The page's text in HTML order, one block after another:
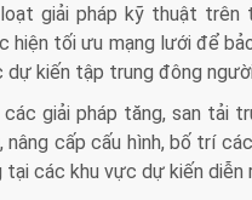
giải pháp kỹ thuật trên
hiện tối ưu mạng lưới để
kiến tập trung đông
giải pháp tăng, san tải
cấp cấu hình, bố trí
các khu vực dự kiến diễn